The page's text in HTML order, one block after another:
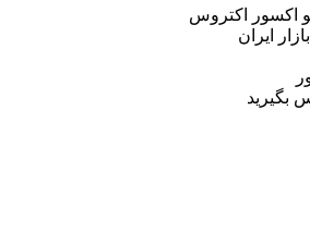
اکسور اکتروس
ایران
بگیرید